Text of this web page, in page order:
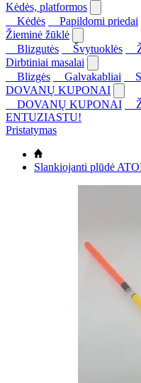
Kėdės, platformos
Kėdės
Papildomi priedai
Žieminė žūklė
Blizgutės
Švytuoklės
Dirbtiniai masalai
Blizgės
Galvakabliai
DOVANŲ KUPONAI
DOVANŲ KUPONAI
ENTUZIASTU!
Pristatymas
Slankiojanti plūdė